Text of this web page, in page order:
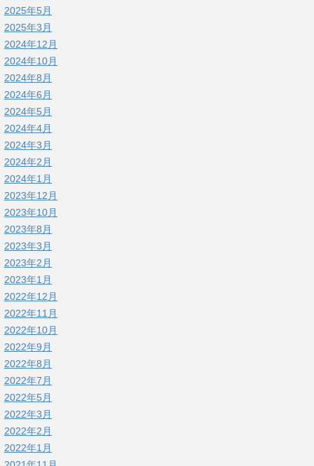
2025年5月
2025年3月
2024年12月
2024年10月
2024年8月
2024年6月
2024年5月
2024年4月
2024年3月
2024年2月
2024年1月
2023年12月
2023年10月
2023年8月
2023年3月
2023年2月
2023年1月
2022年12月
2022年11月
2022年10月
2022年9月
2022年8月
2022年7月
2022年5月
2022年3月
2022年2月
2022年1月